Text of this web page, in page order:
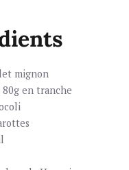
mignon
80g en tranche